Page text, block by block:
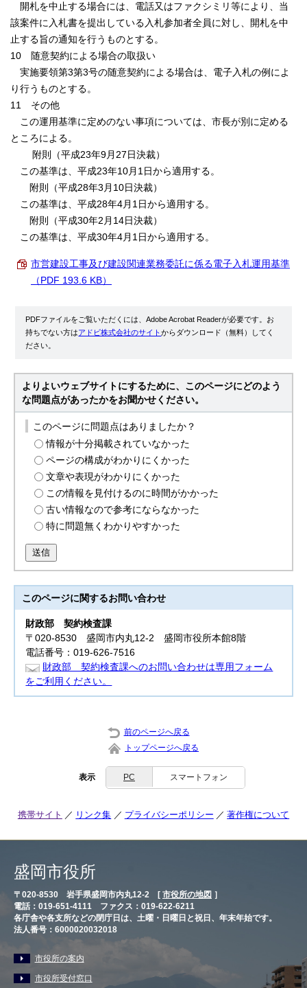
開札を中止する場合には、電話又はファクシミリ等により、当
該案件に入札書を提出している入札参加者全員に対し、開札を中
止する旨の通知を行うものとする。
10 随意契約による場合の取扱い
実施要領第3第3号の随意契約による場合は、電子入札の例によ
り行うものとする。
11 その他
この運用基準に定めのない事項については、市長が別に定める
ところによる。
附則（平成23年9月27日決裁）
この基準は、平成23年10月1日から適用する。
附則（平成28年3月10日決裁）
この基準は、平成28年4月1日から適用する。
附則（平成30年2月14日決裁）
この基準は、平成30年4月1日から適用する。
市営建設工事及び建設関連業務委託に係る電子入札運用基準
（PDF 193.6 KB）
PDFファイルをご覧いただくには、Adobe Acrobat Readerが必要です。お
持ちでない方はアドビ株式会社のサイトからダウンロード（無料）してく
ださい。
よりよいウェブサイトにするために、このページにどのよう
な問題点があったかをお聞かせください。
このページに問題点はありましたか？
情報が十分掲載されていなかった
ページの構成がわかりにくかった
文章や表現がわかりにくかった
この情報を見付けるのに時間がかかった
古い情報なので参考にならなかった
特に問題無くわかりやすかった
送信
このページに関するお問い合わせ
財政部契約検査課
〒020-8530 盛岡市内丸12-2 盛岡市役所本館8階
電話番号：019-626-7516
財政部 契約検査課へのお問い合わせは専用フォーム
をご利用ください。
前のページへ戻る
トップページへ戻る
表示 PC スマートフォン
携帯サイト リンク集 プライバシーポリシー 著作権について
盛岡市役所
〒020-8530 岩手県盛岡市内丸12-2 [ 市役所の地図 ］
電話：019-651-4111 ファクス：019-622-6211
各庁舎や各支所などの閉庁日は、土曜・日曜日と祝日、年末年始です。
法人番号：6000020032018
市役所の案内
市役所受付窓口